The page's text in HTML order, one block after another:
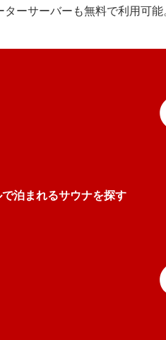
ーサーバーも無料で利用可
泊まれるサウナを探す